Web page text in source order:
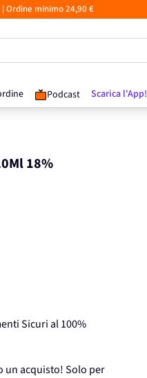
| Ordine minimo 24,90 €
Podcast Scarica l'App!
18%
Sicuri al 100%
un acquisto! Solo per